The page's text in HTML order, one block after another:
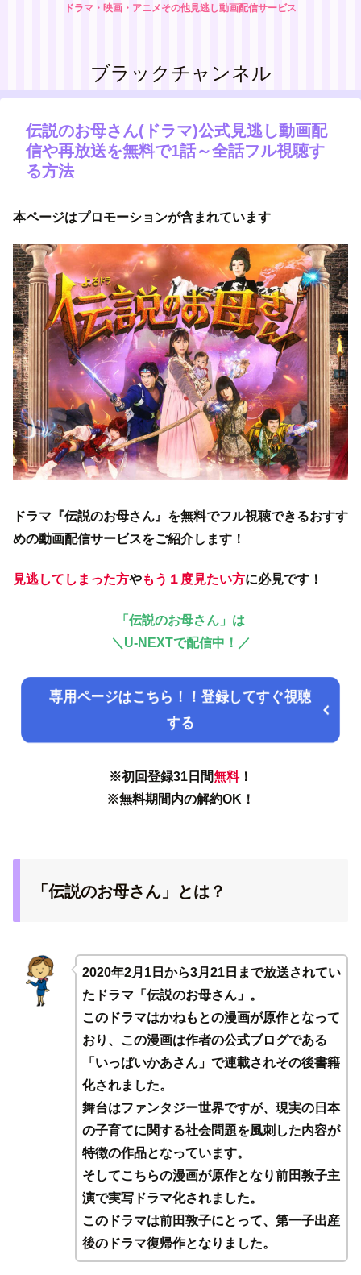
ドラマ・映画・アニメその他見逃し動画配信サービス
ブラックチャンネル
伝説のお母さん(ドラマ)公式見逃し動画配
信や再放送を無料で1話～全話フル視聴す
る方法
本ページはプロモーションが含まれています
ドラマ『伝説のお母さん』を無料でフル視聴できるおすす
めの動画配信サービスをご紹介します！
見逃してしまった方やもう１度見たい方に必見です！
「伝説のお母さん」 は
＼U-NEXTで配信中！／
専用ページはこちら！！登録してすぐ視聴
する
※初回登録31日間無料！
※無料期間内の解約OK！
「伝説のお母さん」とは？
2020年2月1日から3月21日まで放送されてい
たドラマ「伝説のお母さん」。
このドラマはかねもとの漫画が原作となって
おり、この漫画は作者の公式ブログである
「いっぱいかあさん」で連載されその後書籍
化されました。
舞台はファンタジー世界ですが、現実の日本
の子育てに関する社会問題を風刺した内容が
特徴の作品となっています。
そしてこちらの漫画が原作となり前田敦子主
演で実写ドラマ化されました。
このドラマは前田敦子にとって、第一子出産
後のドラマ復帰作となりました。